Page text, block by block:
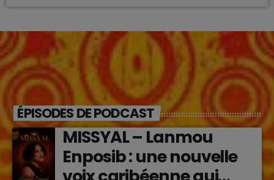
ÉPISODES DE PODCAST
MISSYAL – Lanmou
Enposib : une nouvelle